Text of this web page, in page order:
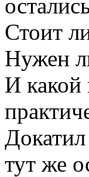
Стоит
Нужен
И какой
тут же